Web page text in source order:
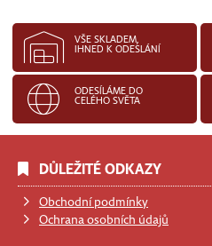
VŠE SKLADEM,
IHNED K ODESLÁNÍ
ODESÍLÁME DO
CELÉHO SVĚTA
DŮLEŽITÉ ODKAZY
Obchodní podmínky
Ochrana osobních údajů